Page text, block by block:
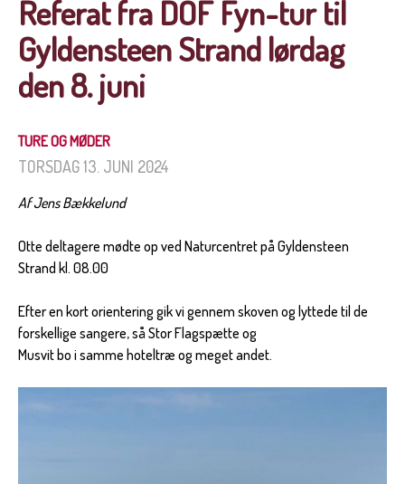
Referat fra DOF Fyn-tur til
Gyldensteen Strand lørdag
den 8. juni
TURE OG MØDER
TORSDAG 13. JUNI 2024
Af Jens Bækkelund
Otte deltagere mødte op ved Naturcentret på Gyldensteen
Strand kl. 08.00
Efter en kort orientering gik vi gennem skoven og lyttede til de
forskellige sangere, så Stor Flagspætte og
Musvit bo i samme hoteltræ og meget andet.